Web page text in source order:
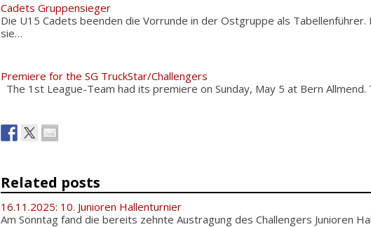
Cadets Gruppensieger
Die U15 Cadets beenden die Vorrunde in der Ostgruppe als
sie…
Premiere for the SG TruckStar/Challengers
The 1st League-Team had its premiere on Sunday, May 5 at Bern Allmend.
Related posts
16.11.2025: 10. Junioren Hallenturnier
Am Sonntag fand die bereits zehnte Austragung des Challengers Junioren